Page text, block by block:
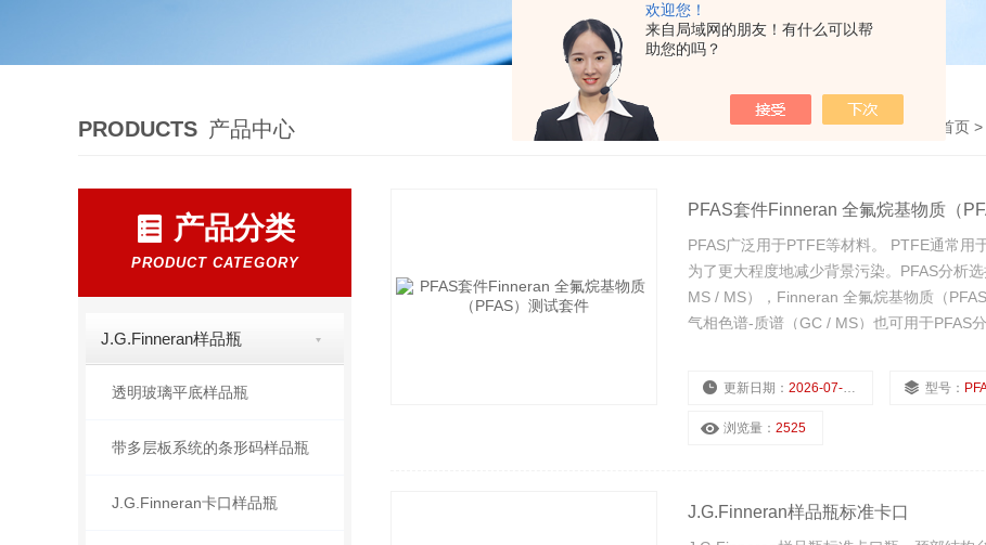
欢迎您！
来自局域网的朋友！有什么可以帮
助您的吗？
PRODUCTS 产品中心 首页 >
产品分类
PRODUCT CATEGORY
J.G.Finneran样品瓶
透明玻璃平底样品瓶
带多层板系统的条形码样品瓶
J.G.Finneran卡口样品瓶
PFAS套件Finneran 全氟烷基物质（
PFAS广泛用于PTFE等材料。 PTFE通常用
为了更大程度地减少背景污染。PFAS分析
MS / MS），Finneran 全氟烷基物质（
气相色谱-质谱（GC / MS）也可用于PFAS分
更新日期： 2026-07-22 型号：
浏览量： 2525
J.G.Finneran样品瓶标准卡口